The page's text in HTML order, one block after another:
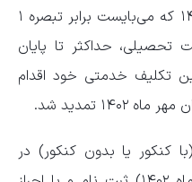
دوازدهم خرداد و شهریور سال ۱۴۰۱ که می‌بایست برابر تبصره ۱
تحصیلی، حداکثر تا پایان
به تعیین تکلیف خدمتی خود اقدام
تمدید شد.
کنکور یا بدون کنکور) در